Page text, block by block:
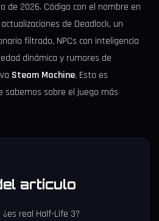
de 2026. Código con el nombre en
de Deadlock, un
filtrado, NPCs con inteligencia
dinámica y rumores de
Steam Machine. Esto es
sobre el juego más
artículo
real Half-Life 3?